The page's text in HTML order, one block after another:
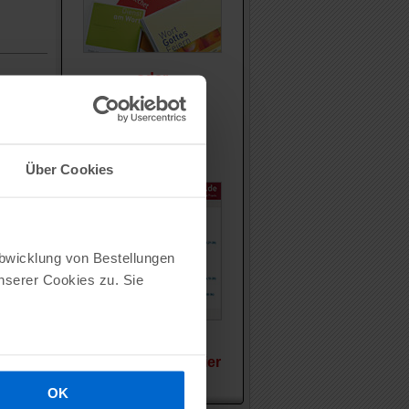
Über Cookies
von Bestellungen
Cookies zu. Sie
OK
oder
Die
Vergleichen Sie hier